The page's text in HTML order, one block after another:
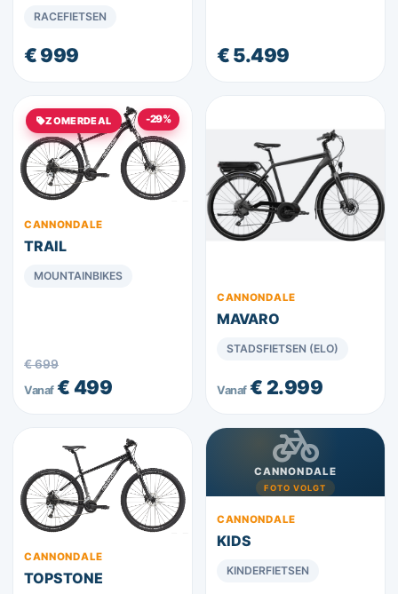
RACEFIETSEN
€ 999 € 5.499
ZOMERDEAL -29%
CANNONDALE
TRAIL
MOUNTAINBIKES
€ 699
Vanaf€ 499
CANNONDALE
MAVARO
STADSFIETSEN (ELO)
Vanaf€ 2.999
CANNONDALE
TOPSTONE
CANNONDALE
FOTO VOLGT
CANNONDALE
KIDS
KINDERFIETSEN